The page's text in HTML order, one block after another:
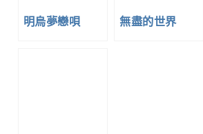
明烏夢戀唄 無盡的世界